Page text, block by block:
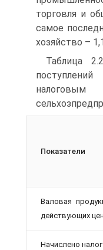
торговля и
самое
хозяйство –
Таблица
Показатели
Валовая
действующих
Начислено